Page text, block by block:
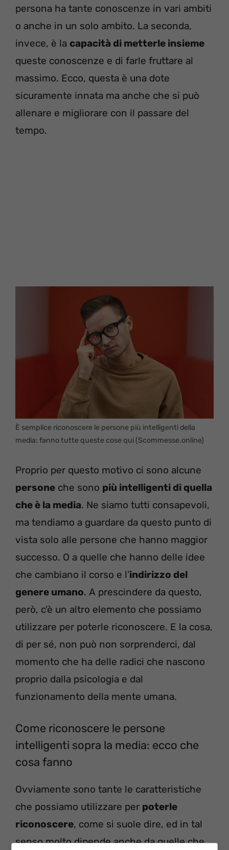
persona ha tante conoscenze in vari ambiti
o anche in un solo ambito. La seconda,
invece, è la capacità di metterle insieme
queste conoscenze e di farle fruttare al
massimo. Ecco, questa è una dote
sicuramente innata ma anche che si può
allenare e migliorare con il passare del
tempo.
È semplice riconoscere le persone più intelligenti della
media: fanno tutte queste cose qui (Scommesse.online)
Proprio per questo motivo ci sono alcune
persone che sono più intelligenti di quella
che è la media. Ne siamo tutti consapevoli,
ma tendiamo a guardare da questo punto di
vista solo alle persone che hanno maggior
successo. O a quelle che hanno delle idee
che cambiano il corso e l’indirizzo del
genere umano. A prescindere da questo,
però, c’è un altro elemento che possiamo
utilizzare per poterle riconoscere. E la cosa,
di per sé, non può non sorprenderci, dal
momento che ha delle radici che nascono
proprio dalla psicologia e dal
funzionamento della mente umana.
Come riconoscere le persone
intelligenti sopra la media: ecco che
cosa fanno
Ovviamente sono tante le caratteristiche
che possiamo utilizzare per poterle
riconoscere, come si suole dire, ed in tal
senso molto dipende anche da quelle che